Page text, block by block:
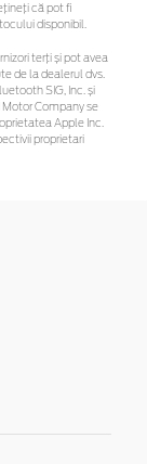
că pot fi
disponibil.
terți și pot avea
de la dealerul dvs.
SIG, Inc. și
Company se
Apple Inc.
proprietari